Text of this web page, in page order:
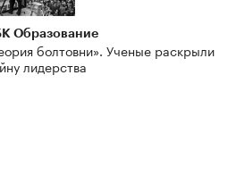
Образование
болтовни». Ученые раскрыли
лидерства